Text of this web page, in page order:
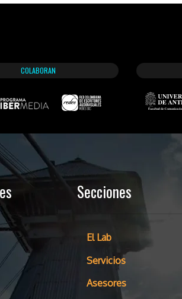
COLABORAN
Secciones
El Lab
Servicios
Asesores